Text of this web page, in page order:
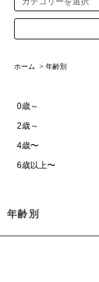
ホーム > 年齢別
0歳～
2歳～
4歳〜
6歳以上〜
年齢別